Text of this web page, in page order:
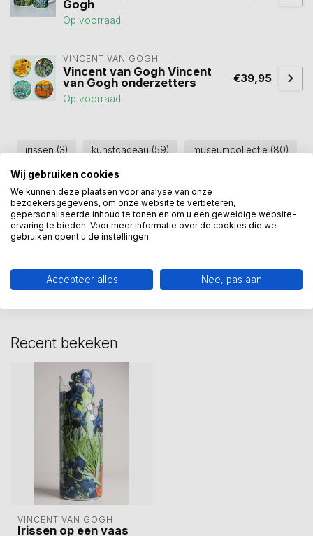
Gogh
Op voorraad
VINCENT VAN GOGH
Vincent van Gogh Vincent
van Gogh onderzetters
Op voorraad
€39,95
irissen (3) kunstcadeau (59) museumcollectie (80)
vaas(24)
Vincent van gogh(13)
Wij assisteren u graag via 06-23643267
Recent bekeken
VINCENT VAN GOGH
Irissen op een vaas
Wij gebruiken cookies
We kunnen deze plaatsen voor analyse van onze
bezoekersgegevens, om onze website te verbeteren,
gepersonaliseerde inhoud te tonen en om u een geweldige website-
ervaring te bieden. Voor meer informatie over de cookies die we
gebruiken opent u de instellingen.
Accepteer alles Nee, pas aan